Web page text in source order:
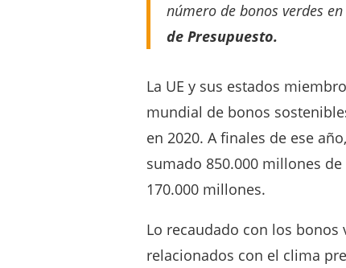
número de bonos verdes
de Presupuesto.
La UE y sus estados
mundial de bonos
en 2020. A finales de ese
sumado 850.000 millones
170.000 millones.
Lo recaudado con los
relacionados con el clima